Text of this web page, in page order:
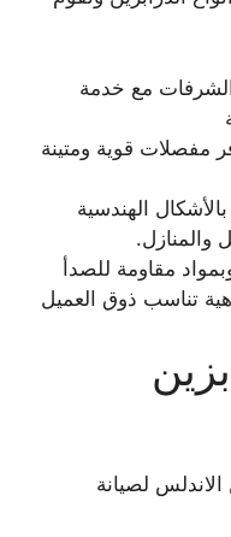
مع خدمة
مفصلات قوية ومتينة
الهندسية
والمنازل.
مقاومة للصدأ
تناسب ذوق العميل
لصيانة